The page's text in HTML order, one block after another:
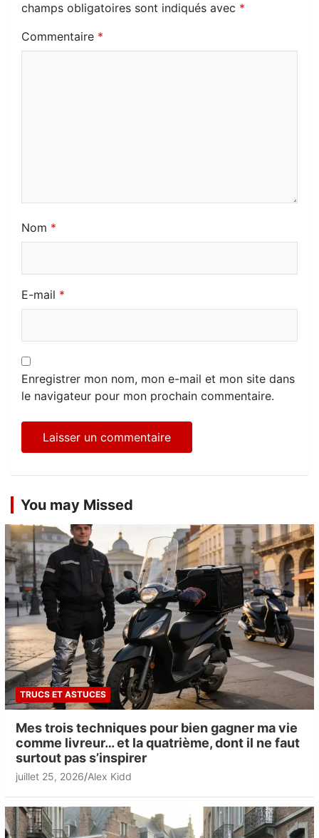
champs obligatoires sont indiqués avec *
Commentaire *
Nom *
E-mail *
Enregistrer mon nom, mon e-mail et mon site dans
le navigateur pour mon prochain commentaire.
You may Missed
TRUCS ET ASTUCES
Mes trois techniques pour bien gagner ma vie
comme livreur… et la quatrième, dont il ne faut
surtout pas s’inspirer
juillet 25, 2026 Alex Kidd